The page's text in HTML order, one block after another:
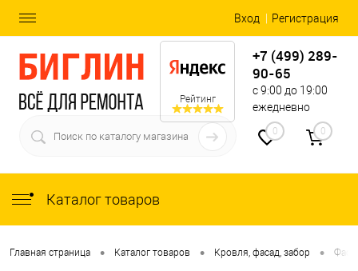
Вход Регистрация
Рейтинг
+7 (499) 289-
90-65
с 9:00 до 19:00
ежедневно
0 0
Каталог товаров
Главная страница • Каталог товаров • Кровля, фасад, забор •